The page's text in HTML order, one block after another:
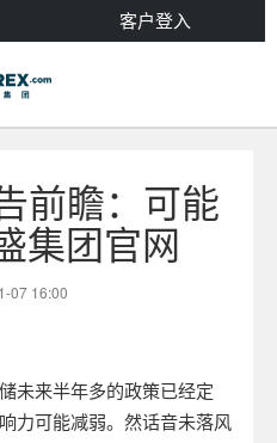
客户登入
前瞻：可能
集团官网
07 16:00
未来半年多的政策已经定
力可能减弱。然话音未落风